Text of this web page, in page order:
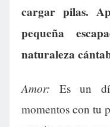
cargar pilas.
pequeña
naturaleza
Amor: Es un
momentos con tu